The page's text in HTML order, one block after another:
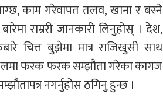
काम गरेवापत तलव, खाना र बस्‍ने
राम्ररी जानकारी लिनुहोस् । देश,
चित्त बुझेमा मात्र राजिखुसी साथ
फरक फरक सम्झौता गरेका कागज
नगर्नुहोस ठगिनु हुन्छ ।